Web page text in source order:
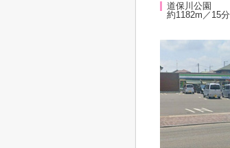
道保川公園
約1182m／15分